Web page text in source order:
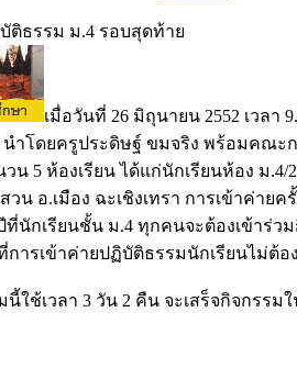
ติธรรม ม.4 รอบสุดท้าย
เมื่อวันที่ 26 มิถุนายน 2552 เวลา
ำโดยครูประดิษฐ์ ขมจริง พร้อมคณะ
วน 5 ห้องเรียน ได้แก่นักเรียนห้อง ม
วน อ.เมือง ฉะเชิงเทรา การเข้าค่าย
ที่นักเรียนชั้น ม.4 ทุกคนจะต้องเข้าร่ว
การเข้าค่ายปฏิบัติธรรมนักเรียนไม่ต้อ
นี้ใช้เวลา 3 วัน 2 คืน จะเสร็จกิจกรรม